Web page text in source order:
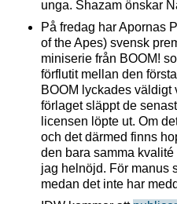
unga. Shazam önskar
På fredag har Apornas
of the Apes) svensk
miniserie från BOOM!
förflutit mellan den
BOOM lyckades väldigt
förlaget släppt de
licensen löpte ut. Om
och det därmed finns
den bara samma
jag helnöjd. För manus
medan det inte har